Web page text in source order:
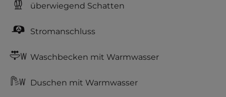
überwiegend Schatten
Stromanschluss
Waschbecken mit Warmwasser
Duschen mit Warmwasser